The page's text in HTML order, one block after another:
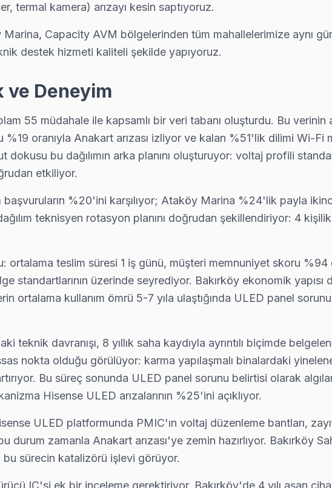
Şey
₺600-2.000 (panel hariç). Servis süreci telefon → ücretsiz
termal kamera) arızayı kesin saptıyoruz.
Capacity AVM bölgelerinden tüm mahallelerimize aynı
destek hizmeti kaliteli şekilde yapıyoruz.
ve Deneyim
55 müdahale ile kapsamlı bir veri tabanı oluşturdu. Bu verinin
oranıyla Anakart arızası izliyor ve kalan %51'lik dilimi Wi-Fi
dokusu bu dağılımın arka planını oluşturuyor: voltaj profili
etkiliyor.
başvuruların %20'ini karşılıyor; Ataköy Marina %24'lik payla
teknisyen rotasyon planını doğrudan şekillendiriyor: 4 kişilik
teslim süresi 1 iş günü, müşteri memnuniyet skoru %94
standartlarının üzerinde seyrediyor. Bakırköy ekonomik yapısı
ortalama kullanım ömrü 5-7 yıla ulaştığında ULED panel
teknik davranışı, 8 yıllık saha kaydıyla ayrıntılı biçimde
nokta olduğu görülüyor: karma yapılaşmalı binalardaki
Bu süreç sonunda ULED panel sorunu belirtisi olarak
Hisense ULED arızalarının %25'ini açıklıyor.
ULED platformunda PMIC'ın voltaj düzenleme bantları,
durum zamanla Anakart arızası'ye zemin hazırlıyor. Bakırköy
sürecin katalizörü işlevi görüyor.